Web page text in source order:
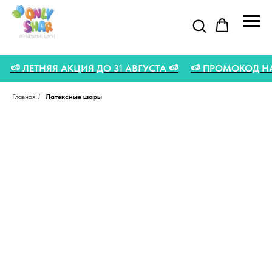
🍉 ЛЕТНЯЯ АКЦИЯ ДО 31 АВГУСТА 🍉 🍉 ПРОМОКОД
Главная / Латексные шары